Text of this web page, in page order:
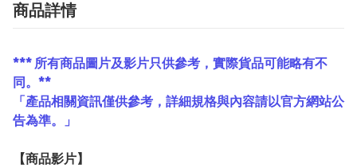
商品詳情
*** 所有商品圖片及影片只供參考，實際貨品可能略有不
同。**
「產品相關資訊僅供參考，詳細規格與內容請以官方網站公
告為準。」
【商品影片】